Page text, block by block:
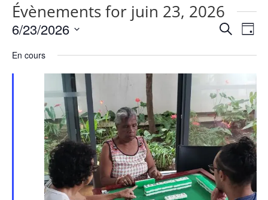
Évènements for juin 23, 2026
de
vues
Recherche
de
Jour
6/23/2026
une
date.
En cours